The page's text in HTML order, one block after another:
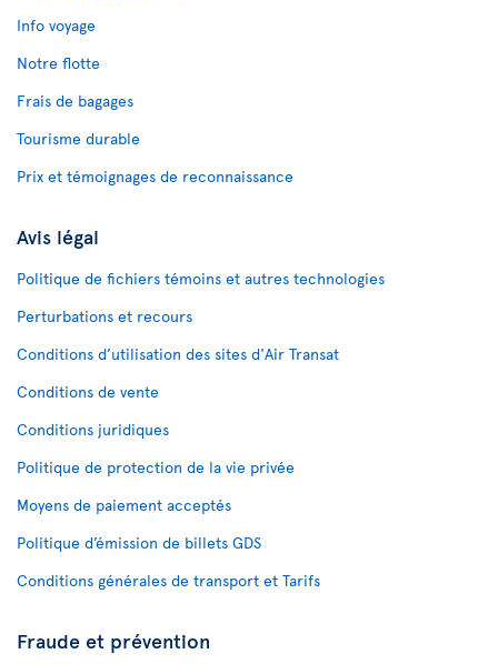
Info voyage
Notre flotte
Frais de bagages
Tourisme durable
Prix et témoignages de reconnaissance
Avis légal
Politique de fichiers témoins et autres technologies
Perturbations et recours
Conditions d’utilisation des sites d'Air Transat
Conditions de vente
Conditions juridiques
Politique de protection de la vie privée
Moyens de paiement acceptés
Politique d’émission de billets GDS
Conditions générales de transport et Tarifs
Fraude et prévention